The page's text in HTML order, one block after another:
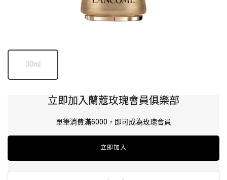
Selected
The product variation is out of stock,
30ml
, 1 of 1
立即加入蘭蔻玫瑰會員俱樂部
單筆消費滿6000，即可成為玫瑰會員
立即加入